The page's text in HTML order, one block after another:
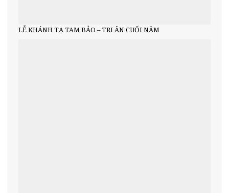
LỄ KHÁNH TẠ TAM BẢO – TRI ÂN CUỐI NĂM